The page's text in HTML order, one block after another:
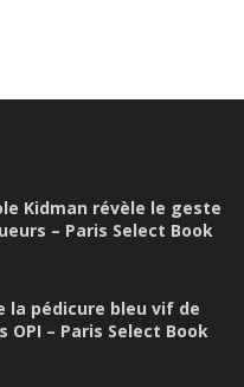
Kidman révèle le geste
– Paris Select Book
la pédicure bleu vif de
OPI – Paris Select Book